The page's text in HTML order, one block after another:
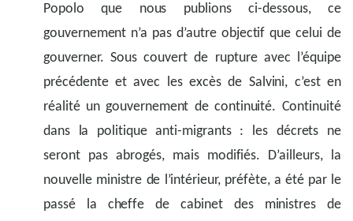
Popolo que nous publions ci-dessous, ce
gouvernement n’a pas d’autre objectif que celui de
gouverner. Sous couvert de rupture avec l’équipe
précédente et avec les excès de Salvini, c’est en
réalité un gouvernement de continuité. Continuité
dans la politique anti-migrants : les décrets ne
seront pas abrogés, mais modifiés. D’ailleurs, la
nouvelle ministre de l’intérieur, préfète, a été par le
passé la cheffe de cabinet des ministres de